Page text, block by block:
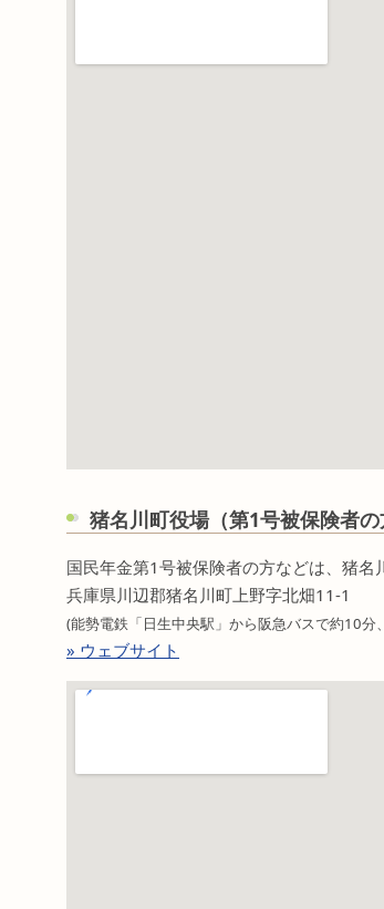
猪名川町役場（第1号被保険者の
国民年金第1号被保険者の方などは、猪
兵庫県川辺郡猪名川町上野字北畑11-1
(能勢電鉄「日生中央駅」から阪急バスで約10分
» ウェブサイト